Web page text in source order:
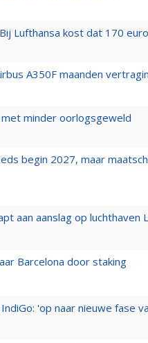
Lufthansa kost dat 170
A350F maanden
minder oorlogsgeweld
begin 2027, maar
aan aanslag op luchthaven
Barcelona door staking
'op naar nieuwe fase